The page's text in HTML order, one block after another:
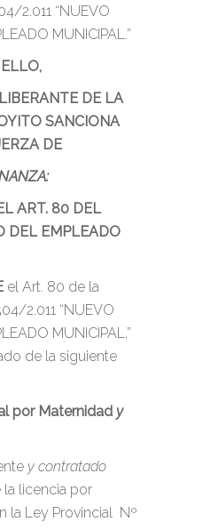
2.011 “NUEVO
MUNICIPAL.”
DE LA
SANCIONA
DE
ART. 80 DEL
DEL EMPLEADO
el Art. 80 de la
2.011 “NUEVO
MUNICIPAL,”
de la siguiente
por Maternidad y
y contratado
licencia por
la Ley Provincial Nº